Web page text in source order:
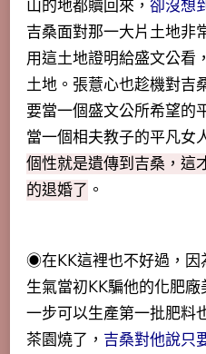
山的地都贖回來， 卻沒想
吉桑面對那一大片土地非
用這土地證明給盛文公看
土地。張薏心也趁機對吉
要當一個盛文公所希望的
當一個相夫教子的平凡女
個性就是遺傳到吉桑，這
的退婚了 。
◉在KK這裡也不好過，因
生氣當初KK騙他的化肥
一步可以生產第一批肥料
茶園燒了， 吉桑對他說只